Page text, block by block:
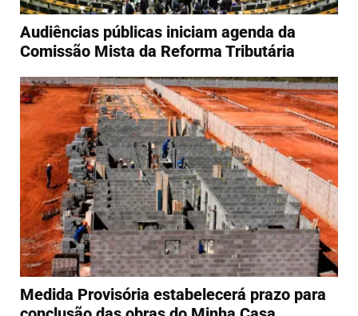
Audiências públicas iniciam agenda da
Comissão Mista da Reforma Tributária
Medida Provisória estabelecerá prazo para